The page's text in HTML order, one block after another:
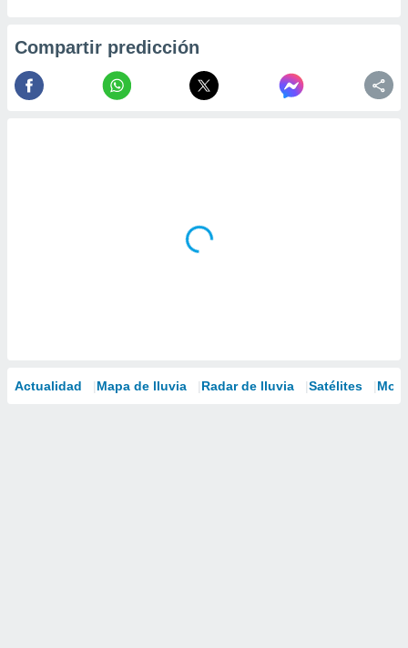
Compartir predicción
Actualidad Mapa de lluvia Radar de lluvia Satélites